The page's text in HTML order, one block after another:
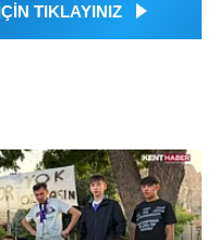
TIKLAYINIZ